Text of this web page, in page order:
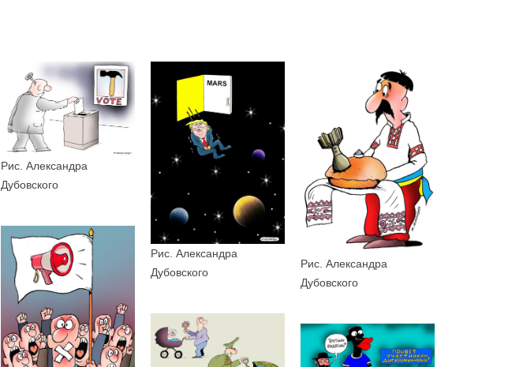
Рис. Александра
Дубовского
Рис. Александра
Дубовского
Рис. Александра
Дубовского